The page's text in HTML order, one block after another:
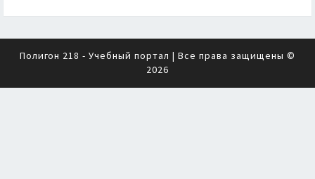
Полигон 218 - Учебный портал | Все права защищены ©
2026